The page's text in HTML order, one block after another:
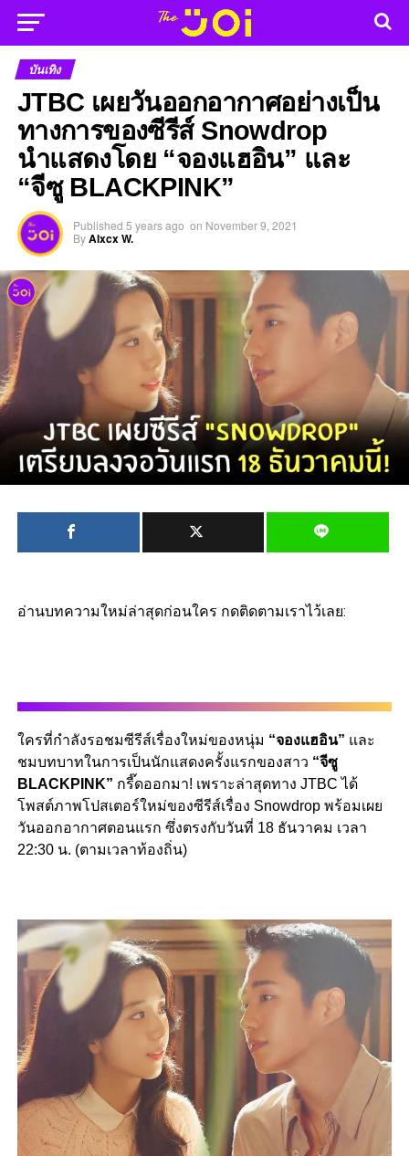
บันเทิง
JTBC เผยวันออกอากาศอย่างเป็น
ทางการของซีรีส์ Snowdrop
นำแสดงโดย “จองแฮอิน” และ
“จีซู BLACKPINK”
Published 5 years ago on November 9, 2021
ByAlxcx W.
อ่านบทความใหม่ล่าสุดก่อนใคร กดติดตามเราไว้เลย:
ใครที่กำลังรอชมซีรีส์เรื่องใหม่ของหนุ่ม “จองแฮอิน” และ
ชมบทบาทในการเป็นนักแสดงครั้งแรกของสาว “จีซู
BLACKPINK” กรี๊ดออกมา! เพราะล่าสุดทาง JTBC ได้
โพสต์ภาพโปสเตอร์ใหม่ของซีรีส์เรื่อง Snowdrop พร้อมเผย
วันออกอากาศตอนแรก ซึ่งตรงกับวันที่ 18 ธันวาคม เวลา
22:30 น. (ตามเวลาท้องถิ่น)